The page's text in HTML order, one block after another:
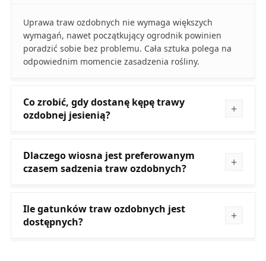
Uprawa traw ozdobnych nie wymaga większych
wymagań, nawet początkujący ogrodnik powinien
poradzić sobie bez problemu. Cała sztuka polega na
odpowiednim momencie zasadzenia rośliny.
Co zrobić, gdy dostanę kępę trawy
ozdobnej jesienią?
Dlaczego wiosna jest preferowanym
czasem sadzenia traw ozdobnych?
Ile gatunków traw ozdobnych jest
dostępnych?